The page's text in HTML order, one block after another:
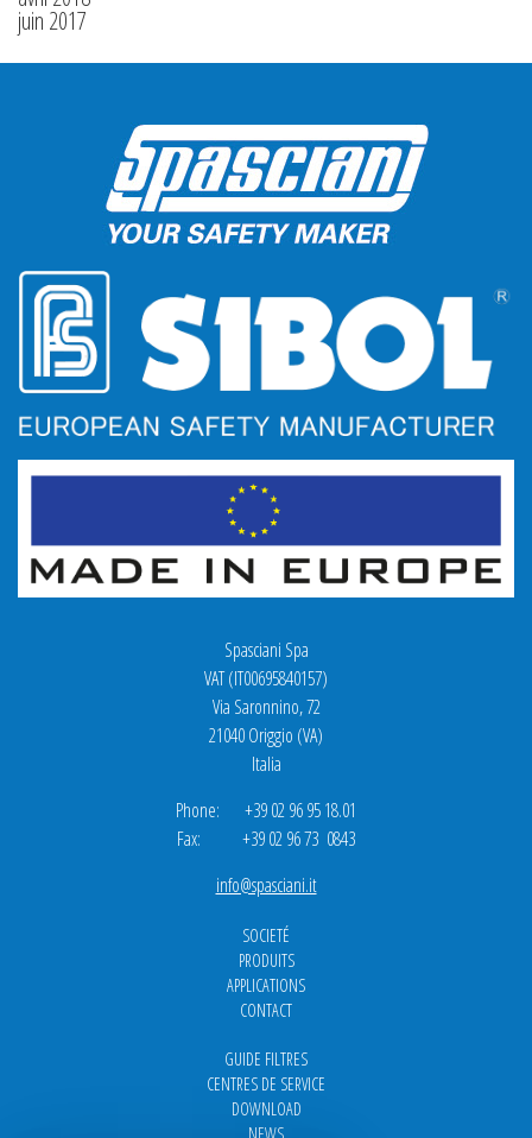
juin 2017
Spasciani Spa
VAT (IT00695840157)
Via Saronnino, 72
21040 Origgio (VA)
Italia
Phone: +39 02 96 95 18.01
Fax: +39 02 96 73 0843
info@spasciani.it
SOCIETÉ
PRODUITS
APPLICATIONS
CONTACT
GUIDE FILTRES
CENTRES DE SERVICE
DOWNLOAD